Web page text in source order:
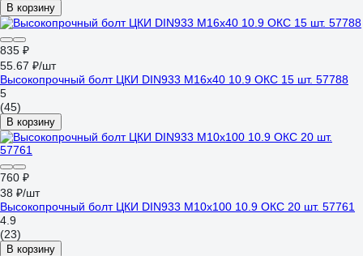
В корзину
835 ₽
55.67 ₽/шт
Высокопрочный болт ЦКИ DIN933 М16х40 10.9 ОКС 15 шт. 57788
5
(45)
В корзину
760 ₽
38 ₽/шт
Высокопрочный болт ЦКИ DIN933 М10х100 10.9 ОКС 20 шт. 57761
4.9
(23)
В корзину